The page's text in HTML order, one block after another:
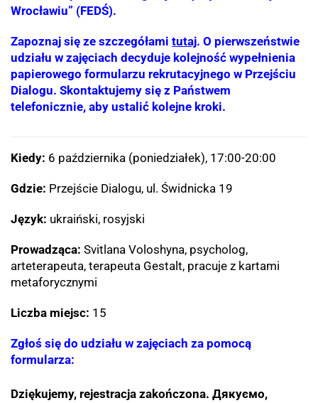
Wrocławiu” (FEDŚ).
Zapoznaj się ze szczegółami tutaj. O pierwszeństwie
udziału w zajęciach decyduje kolejność wypełnienia
papierowego formularzu rekrutacyjnego w Przejściu
Dialogu. Skontaktujemy się z Państwem
telefonicznie, aby ustalić kolejne kroki.
Kiedy: 6 października (poniedziałek), 17:00-20:00
Gdzie: Przejście Dialogu, ul. Świdnicka 19
Język: ukraiński, rosyjski
Prowadząca: Svitlana Voloshyna, psycholog,
arteterapeuta, terapeuta Gestalt, pracuje z kartami
metaforycznymi
Liczba miejsc: 15
Zgłoś się do udziału w zajęciach za pomocą
formularza:
Dziękujemy, rejestracja zakończona. Дякуємо,